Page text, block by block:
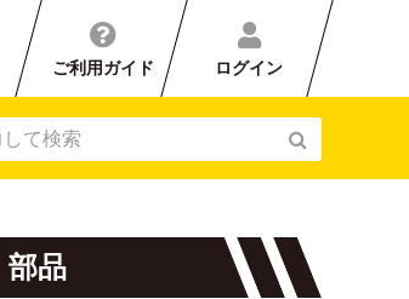
ご利用ガイド ログイン
部品